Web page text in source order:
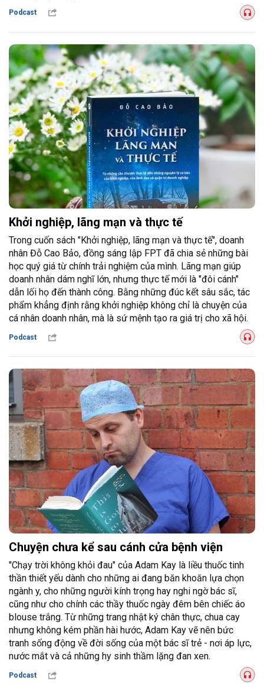
Podcast
Khởi nghiệp, lãng mạn và thực tế
Trong cuốn sách "Khởi nghiệp, lãng mạn và thực tế", doanh
nhân Đỗ Cao Bảo, đồng sáng lập FPT đã chia sẻ những bài
học quý giá từ chính trải nghiệm của mình. Lãng mạn giúp
doanh nhân dám nghĩ lớn, nhưng thực tế mới là "đôi cánh"
dẫn lối họ đến thành công. Bằng những đúc kết sâu sắc, tác
phẩm khẳng định rằng khởi nghiệp không chỉ là chuyện của
cá nhân doanh nhân, mà là sứ mệnh tạo ra giá trị cho xã hội.
Podcast
Chuyện chưa kể sau cánh cửa bệnh viện
"Chạy trời không khỏi đau" của Adam Kay là liều thuốc tinh
thần thiết yếu dành cho những ai đang băn khoăn lựa chọn
ngành y, cho những người kính trọng hay nghi ngờ bác sĩ,
cũng như cho chính các thầy thuốc ngày đêm bên chiếc áo
blouse trắng. Từ những trang nhật ký chân thực, chua cay
nhưng không kém phần hài hước, Adam Kay vẽ nên bức
tranh sống động về đời sống của một bác sĩ trẻ - nơi áp lực,
nước mắt và cả những hy sinh thầm lặng đan xen.
Podcast